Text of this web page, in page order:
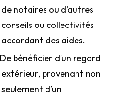
de notaires ou d’autres
conseils ou collectivités
accordant des aides.
De bénéficier d’un regard
extérieur, provenant non
seulement d’un